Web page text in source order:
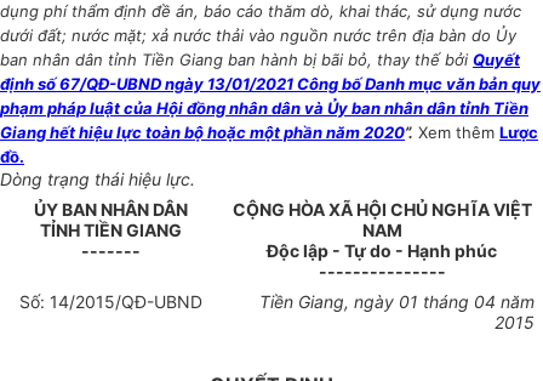
dụng phí thẩm định đề án, báo cáo thăm dò, khai thác, sử dụng nước
dưới đất; nước mặt; xả nước thải vào nguồn nước trên địa bàn do Ủy
ban nhân dân tỉnh Tiền Giang ban hành bị bãi bỏ, thay thế bởi Quyết
định số 67/QĐ-UBND ngày 13/01/2021 Công bố Danh mục văn bản quy
phạm pháp luật của Hội đồng nhân dân và Ủy ban nhân dân tỉnh Tiền
Giang hết hiệu lực toàn bộ hoặc một phần năm 2020”. Xem thêm Lược
đồ.
Dòng trạng thái hiệu lực.
ỦY BAN NHÂNDÂN
TỈNHTIỀN GIANG
-------
CỘNG HÒA XÃ HỘI CHỦ NGHĨA VIỆT
NAM
Độc lập - Tự do - Hạnh phúc
---------------
Số: 14/2015/QĐ-UBND Tiền Giang, ngày 01 tháng 04 năm
2015